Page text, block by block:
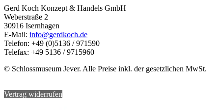
Gerd Koch Konzept & Handels GmbH
Weberstraße 2
30916 Isernhagen
E-Mail: info@gerdkoch.de
Telefon: +49 (0)5136 / 971590
Telefax: +49 5136 / 9715960
© Schlossmuseum Jever. Alle Preise inkl. der gesetzlichen MwSt.
Vertrag widerrufen